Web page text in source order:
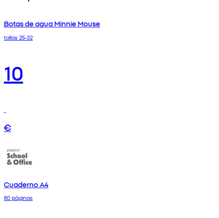
Botas de agua Minnie Mouse
tallas 25-32
10
€
Cuaderno A4
80 páginas